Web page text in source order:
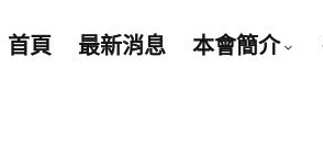
首頁 最新消息 本會簡介